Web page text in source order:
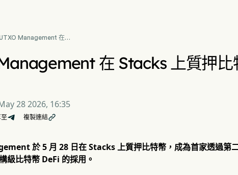
Management 在
在 Stacks 上質押
28 2026, 16:35
複製連結
於 5 月 28 日在 Stacks 上質押比特幣，成為首家透過第
級比特幣 DeFi 的採用。